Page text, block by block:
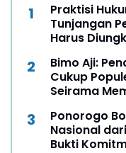
Praktisi
Tunjangan
Harus
Bimo Aji:
Cukup
Seirama
Ponorogo
Nasional
Bukti